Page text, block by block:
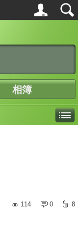
相簿
114
0 8